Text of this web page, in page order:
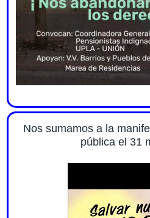
Nos sumamos a la
pública el 31